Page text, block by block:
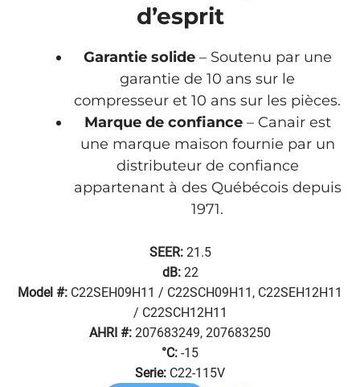
d’esprit
Garantie solide– Soutenu par une
garantie de 10 ans sur le
compresseur et 10 ans sur les pièces.
Marque de confiance– Canair est
une marque maison fournie par un
distributeur de confiance
appartenant à des Québécois depuis
1971.
SEER: 21.5
dB: 22
Model #: C22SEH09H11 / C22SCH09H11, C22SEH12H11
/ C22SCH12H11
AHRI #: 207683249, 207683250
°C: -15
Serie: C22-115V